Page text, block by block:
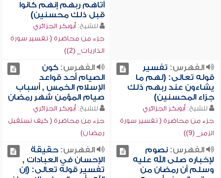
آتاهم ربهم إنهم كانوا
قبل ذلك محسنين)
للشيخ: أبوبكر الجزائري
جزء من محاضرة ( تفسير سورة
الذاريات_ (2))
الفهرس: تفسير
قوله تعالى: (لهم ما
يشاءون عند ربهم ذلك
جزاء المحسنين)
للشيخ: أبوبكر الجزائري
جزء من محاضرة ( تفسير سورة
الزمر_ (9))
الفهرس:كون
الصيام أحد قواعد
الإسلام الخمس , أسباب
صيام المؤمن شهر رمضان
للشيخ: أبوبكر الجزائري
جزء من محاضرة ( كيف نستقبل
رمضان)
الفهرس:نصوم
لإخباره صلى الله عليه
وسلم أن رمضان من
الفهرس:حقيقة
الإحسان في العبادات ,
تفسير قوله تعالى: (إن